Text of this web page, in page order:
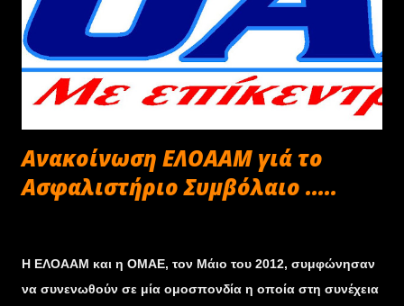
την οποία χρειάζονται χαρτιά γιατρών τα οποία θα πρέπει
να μας τα έχετε στείλει τουλάχιστον 4 μέρες πριν. Σχετικά
με τις κατηγορίες στα αυτοκίνητα, θα είναι με βάση τα
δευτερόλεπτα (15", 14"...) Κλάση True Street Auto 15
(Ελάχιστος Χρόνος μέχρι 15”) Κλάση True Street Auto 14
(Ελάχιστος Χρόνος μέχρι 14”) Κλάση True Street Au...
Ανακοίνωση ΕΛΟΑΑΜ γιά το
Ασφαλιστήριο Συμβόλαιο .....
Η ΕΛΟΑΑΜ και η ΟΜΑΕ, τον Μάιο του 2012, συμφώνησαν
να συνενωθούν σε μία ομοσπονδία η οποία στη συνέχεια